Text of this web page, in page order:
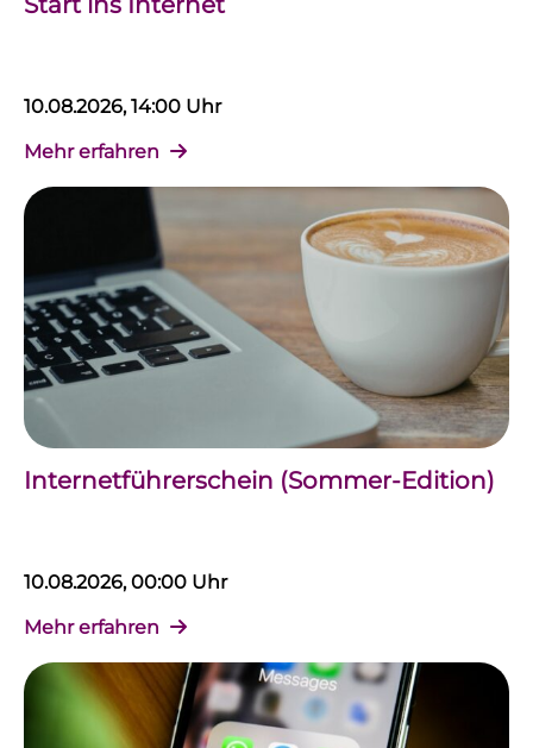
10.08.2026, 14:00 Uhr
Mehr erfahren
Internetführerschein (Sommer-Edition)
10.08.2026, 00:00 Uhr
Mehr erfahren